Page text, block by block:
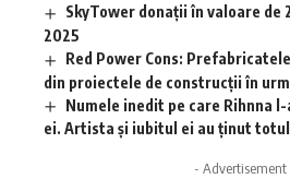
SkyTower donații în valoare de
2025
Red Power Cons:
din proiectele de construcții în
Numele inedit pe care Rihnna
ei. Artista și iubitul ei au ținut totul
- Advertisement